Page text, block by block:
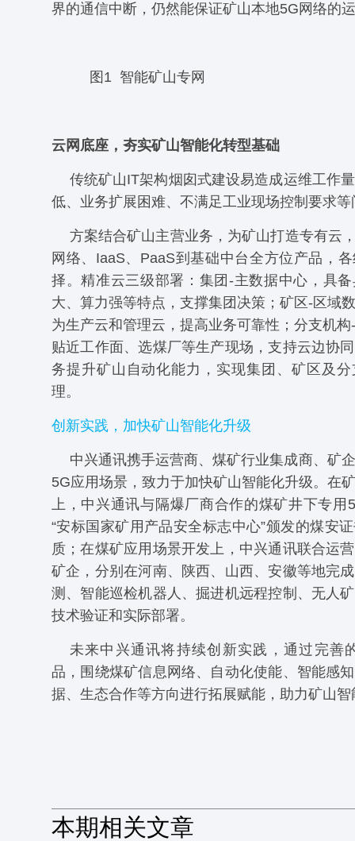
界的通信中断，仍然能保证矿山本地5G网络的
图1 智能矿山专网
云网底座，夯实矿山智能化转型基础
传统矿山IT架构烟囱式建设易造成运维工作
低、业务扩展困难、不满足工业现场控制要求等
方案结合矿山主营业务，为矿山打造专有云
网络、IaaS、PaaS到基础中台全方位产品，
择。精准云三级部署：集团-主数据中心，具
大、算力强等特点，支撑集团决策；矿区-区域
为生产云和管理云，提高业务可靠性；分支机
贴近工作面、选煤厂等生产现场，支持云边协
务提升矿山自动化能力，实现集团、矿区及
理。
创新实践，加快矿山智能化升级
中兴通讯携手运营商、煤矿行业集成商、矿
5G应用场景，致力于加快矿山智能化升级。在
上，中兴通讯与隔爆厂商合作的煤矿井下专用
“安标国家矿用产品安全标志中心”颁发的煤安
质；在煤矿应用场景开发上，中兴通讯联合运
矿企，分别在河南、陕西、山西、安徽等地完
测、智能巡检机器人、掘进机远程控制、无人
技术验证和实际部署。
未来中兴通讯将持续创新实践，通过完善
品，围绕煤矿信息网络、自动化使能、智能感
据、生态合作等方向进行拓展赋能，助力矿山
本期相关文章